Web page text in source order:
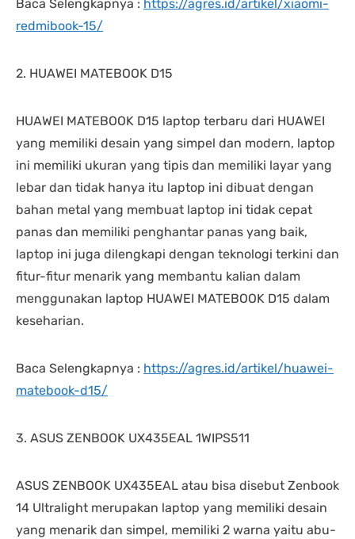
Baca Selengkapnya : https://agres.id/artikel/xiaomi-
redmibook-15/
2. HUAWEI MATEBOOK D15
HUAWEI MATEBOOK D15 laptop terbaru dari HUAWEI
yang memiliki desain yang simpel dan modern, laptop
ini memiliki ukuran yang tipis dan memiliki layar yang
lebar dan tidak hanya itu laptop ini dibuat dengan
bahan metal yang membuat laptop ini tidak cepat
panas dan memiliki penghantar panas yang baik,
laptop ini juga dilengkapi dengan teknologi terkini dan
fitur-fitur menarik yang membantu kalian dalam
menggunakan laptop HUAWEI MATEBOOK D15 dalam
keseharian.
Baca Selengkapnya : https://agres.id/artikel/huawei-
matebook-d15/
3. ASUS ZENBOOK UX435EAL 1WIPS511
ASUS ZENBOOK UX435EAL atau bisa disebut Zenbook
14 Ultralight merupakan laptop yang memiliki desain
yang menarik dan simpel, memiliki 2 warna yaitu abu-